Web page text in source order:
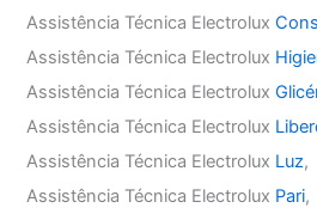
Assistência Técnica Electrolux
Assistência Técnica Electrolux
Assistência Técnica Electrolux
Assistência Técnica Electrolux
Assistência Técnica Electrolux Luz,
Assistência Técnica Electrolux Pari,